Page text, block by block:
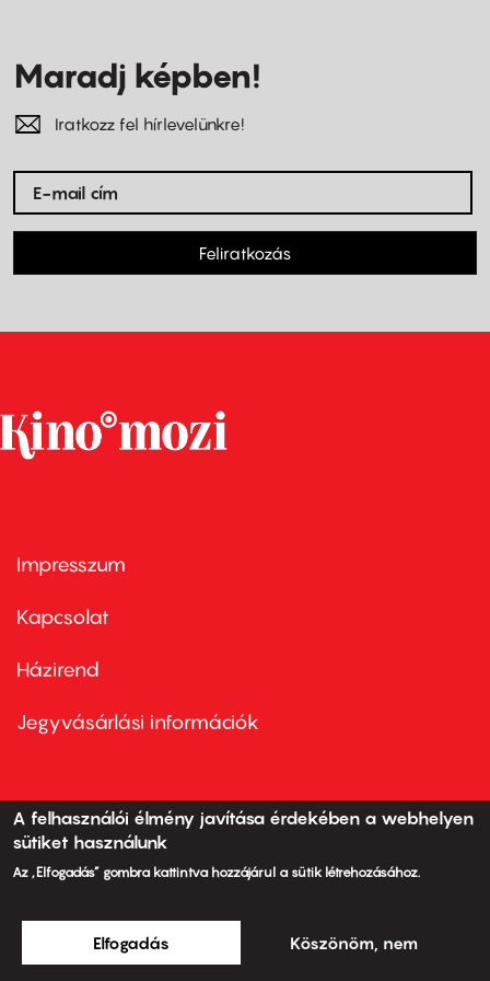
Maradj képben!
Iratkozz fel hírlevelünkre!
Feliratkozás
Footer
first
Impresszum
Kapcsolat
Footer
second
Házirend
Jegyvásárlási információk
H-V 13.00-21.00 óráig
Fejlesztés és üzemeltetés:
A felhasználói élmény javítása érdekében a webhelyen
sütiket használunk
Az „Elfogadás” gombra kattintva hozzájárul a sütik létrehozásához.
Elfogadás Köszönöm, nem